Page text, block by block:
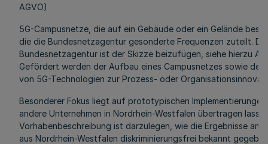
AGVO)
5G-Campusnetze, die auf ein Gebäude oder ein Gelände
die die Bundesnetzagentur gesonderte Frequenzen zuteilt.
Bundesnetzagentur ist der Skizze beizufügen, siehe hierzu
Gefördert werden der Aufbau eines Campusnetzes sowie der
von 5G-Technologien zur Prozess- oder
Besonderer Fokus liegt auf prototypischen
andere Unternehmen in Nordrhein-Westfalen übertragen
Vorhabenbeschreibung ist darzulegen, wie die Ergebnisse
aus Nordrhein-Westfalen diskriminierungsfrei bekannt